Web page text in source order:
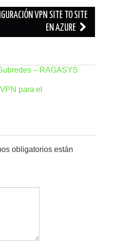
VPN SITE TO SITE
EN AZURE
– RAGASYS
para el
obligatorios están